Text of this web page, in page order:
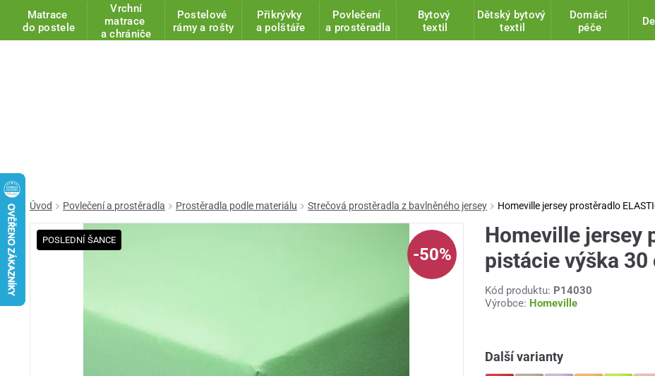
Matrace
do postele
Vrchní
matrace
a chrániče
Postelové
rámy a rošty
Přikrývky
a polštáře
Povlečení
a prostěradla
Bytový
textil
Dětský bytový
textil
Domácí
péče
Úvod Povlečení a prostěradla Prostěradla podle materiálu Strečová prostěradla z bavlněného jersey Homeville jersey prostěradlo
POSLEDNÍ ŠANCE
-50%
Homeville jersey
pistácie výška 30
Kód produktu: P14030
Výrobce: Homeville
Další varianty